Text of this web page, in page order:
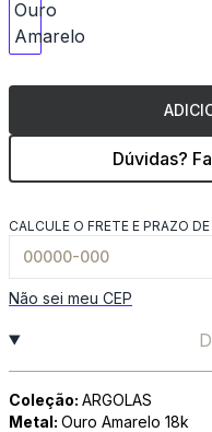
Dúvidas?
CALCULE O FRETE E PRAZO
Não sei meu CEP
Coleção: ARGOLAS
Metal: Ouro Amarelo 18k